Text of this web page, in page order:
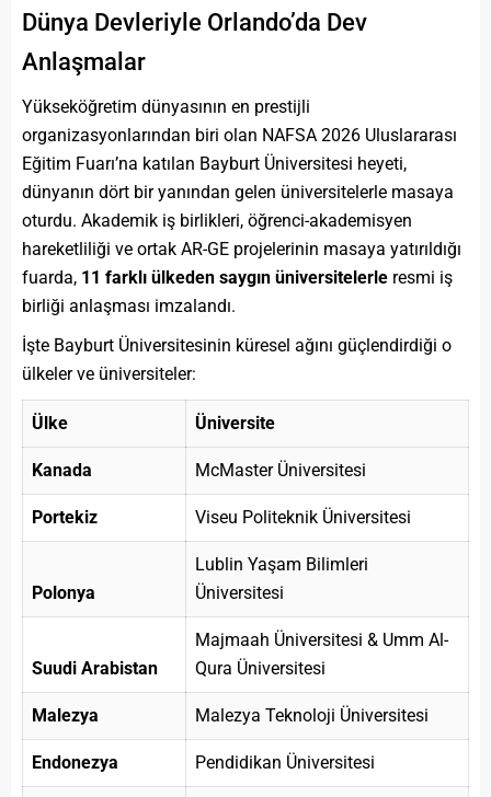
Dünya Devleriyle Orlando’da Dev
Anlaşmalar
Yükseköğretim dünyasının en prestijli
organizasyonlarından biri olan NAFSA 2026 Uluslararası
Eğitim Fuarı’na katılan Bayburt Üniversitesi heyeti,
dünyanın dört bir yanından gelen üniversitelerle masaya
oturdu. Akademik iş birlikleri, öğrenci-akademisyen
hareketliliği ve ortak AR-GE projelerinin masaya yatırıldığı
fuarda, 11 farklı ülkeden saygın üniversitelerle resmi iş
birliği anlaşması imzalandı.
İşte Bayburt Üniversitesinin küresel ağını güçlendirdiği o
ülkeler ve üniversiteler:
Ülke Üniversite
Kanada McMaster Üniversitesi
Portekiz Viseu Politeknik Üniversitesi
Polonya
Lublin Yaşam Bilimleri
Üniversitesi
Suudi Arabistan
Majmaah Üniversitesi & Umm Al-
Qura Üniversitesi
Malezya Malezya Teknoloji Üniversitesi
Endonezya Pendidikan Üniversitesi